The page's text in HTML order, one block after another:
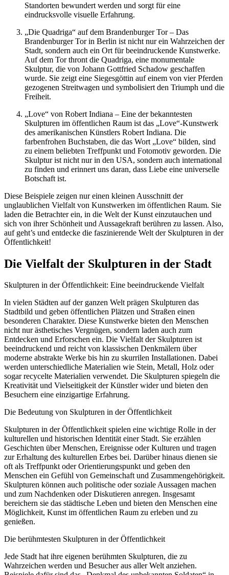
Standorten bewundert werden und sorgt für eine
eindrucksvolle visuelle Erfahrung.
„Die Quadriga“ auf dem Brandenburger Tor – Das
Brandenburger Tor in Berlin ist nicht nur ein Wahrzeichen der
Stadt, sondern auch ein Ort für beeindruckende Kunstwerke.
Auf dem Tor thront die Quadriga, eine monumentale
Skulptur, die von Johann Gottfried Schadow geschaffen
wurde. Sie zeigt eine Siegesgöttin auf einem von vier Pferden
gezogenen Streitwagen und symbolisiert den Triumph und die
Freiheit.
„Love“ von Robert Indiana – Eine der bekanntesten
Skulpturen im öffentlichen Raum ist das „Love“-Kunstwerk
des amerikanischen Künstlers Robert Indiana. Die
farbenfrohen Buchstaben, die das Wort „Love“ bilden, sind
zu einem beliebten Treffpunkt und Fotomotiv geworden. Die
Skulptur ist nicht nur in den USA, sondern auch international
zu finden und erinnert uns daran, dass Liebe eine universelle
Botschaft ist.
Diese Beispiele zeigen nur einen kleinen Ausschnitt der
unglaublichen Vielfalt von Kunstwerken im öffentlichen Raum. Sie
laden die Betrachter ein, in die Welt der Kunst einzutauchen und
sich von ihrer Schönheit und Aussagekraft berühren zu lassen. Also,
auf geht’s und entdecke die faszinierende Welt der Skulpturen in der
Öffentlichkeit!
Die Vielfalt der Skulpturen in der Stadt
Skulpturen in der Öffentlichkeit: Eine beeindruckende Vielfalt
In vielen Städten auf der ganzen Welt prägen Skulpturen das
Stadtbild und geben öffentlichen Plätzen und Straßen einen
besonderen Charakter. Diese Kunstwerke bieten den Menschen
nicht nur ästhetisches Vergnügen, sondern laden auch zum
Entdecken und Erforschen ein. Die Vielfalt der Skulpturen ist
beeindruckend und reicht von klassischen Denkmälern über
moderne abstrakte Werke bis hin zu skurrilen Installationen. Dabei
werden unterschiedliche Materialien wie Stein, Metall, Holz oder
sogar recycelte Materialien verwendet. Die Skulpturen spiegeln die
Kreativität und Vielseitigkeit der Künstler wider und bieten den
Besuchern eine einzigartige Erfahrung.
Die Bedeutung von Skulpturen in der Öffentlichkeit
Skulpturen in der Öffentlichkeit spielen eine wichtige Rolle in der
kulturellen und historischen Identität einer Stadt. Sie erzählen
Geschichten über Menschen, Ereignisse oder Kulturen und tragen
zur Erhaltung des kulturellen Erbes bei. Darüber hinaus dienen sie
oft als Treffpunkt oder Orientierungspunkt und geben den
Menschen ein Gefühl von Gemeinschaft und Zusammengehörigkeit.
Skulpturen können auch politische oder soziale Aussagen machen
und zum Nachdenken oder Diskutieren anregen. Insgesamt
bereichern sie das städtische Leben und bieten den Menschen eine
Möglichkeit, Kunst im öffentlichen Raum zu erleben und zu
genießen.
Die berühmtesten Skulpturen in der Öffentlichkeit
Jede Stadt hat ihre eigenen berühmten Skulpturen, die zu
Wahrzeichen werden und Besucher aus aller Welt anziehen.